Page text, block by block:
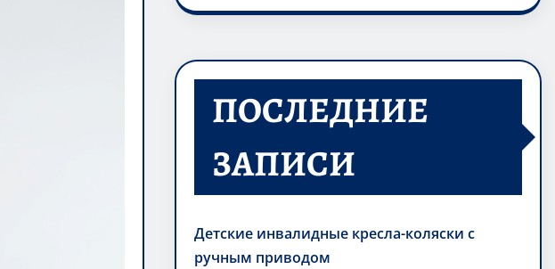
ПОСЛЕДНИЕ
ЗАПИСИ
Детские инвалидные кресла-коляски с
ручным приводом